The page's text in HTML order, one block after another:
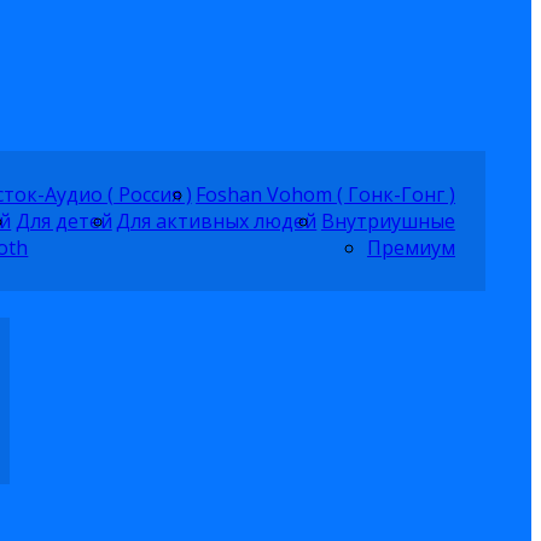
Аудио ( Россия ) Foshan Vohom ( Гонк-Гонг )
Для детейДля активных людей Внутриушные
Премиум